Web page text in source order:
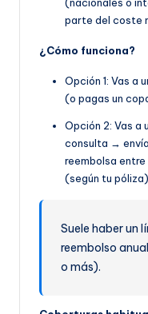
parte del coste
¿Cómo funciona?
Opción 1: Vas a
(o pagas un
Opción 2: Vas a
consulta →
reembolsa entre
(según tu póliza).
Suele haber un
reembolso
o más).